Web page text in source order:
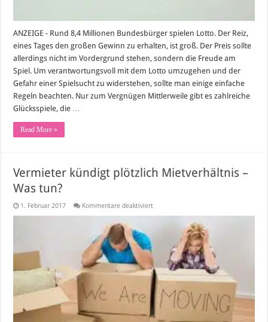
ANZEIGE - Rund 8,4 Millionen Bundesbürger spielen Lotto. Der Reiz,
eines Tages den großen Gewinn zu erhalten, ist groß. Der Preis sollte
allerdings nicht im Vordergrund stehen, sondern die Freude am
Spiel. Um verantwortungsvoll mit dem Lotto umzugehen und der
Gefahr einer Spielsucht zu widerstehen, sollte man einige einfache
Regeln beachten. Nur zum Vergnügen Mittlerweile gibt es zahlreiche
Glücksspiele, die …
Read More »
Vermieter kündigt plötzlich Mietverhältnis –
Was tun?
1. Februar 2017 Kommentare deaktiviertfür
Mietverhältnis
tun?